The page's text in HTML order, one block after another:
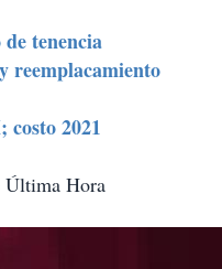
tenencia
reemplacamiento
2021
Última Hora